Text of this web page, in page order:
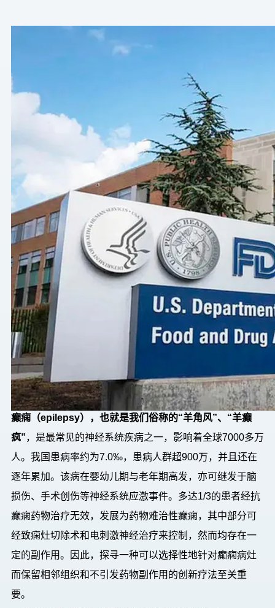
癫痫（epilepsy），也就是我们俗称的“羊角风”、“羊癫
疯”，是最常见的神经系统疾病之一，影响着全球7000多万
人。 我国患病率约为7.0‰，患病人群超900万，并且还在
逐年累加。该病在婴幼儿期与老年期高发，亦可继发于脑
损伤、手术创伤等神经系统应激事件。多达1/3的患者经抗
癫痫药物治疗无效，发展为药物难治性癫痫，其中部分可
经致痫灶切除术和电刺激神经治疗来控制，然而均存在一
定的副作用。
因此， 探寻一种可以选择性地针对癫痫病灶
而保留相邻组织和不引 发药物副作用的创新疗法至关重
要。